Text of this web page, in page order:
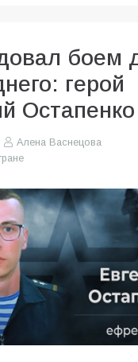
боем
герой
Остапенко
Алена Васнецова